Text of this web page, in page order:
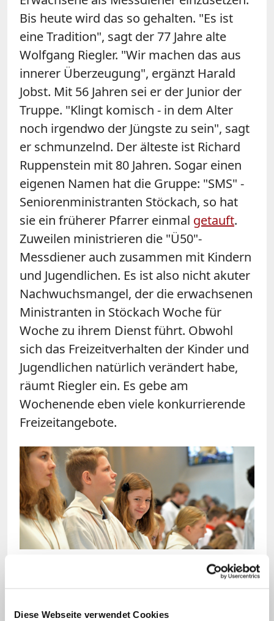
Diese Webseite verwendet Cookies
Bis heute wird das so gehalten. "Es ist
eine Tradition", sagt der 77 Jahre alte
Wolfgang Riegler. "Wir machen das aus
innerer Überzeugung", ergänzt Harald
Jobst. Mit 56 Jahren sei er der Junior der
Truppe. "Klingt komisch - in dem Alter
noch irgendwo der Jüngste zu sein", sagt
er schmunzelnd. Der älteste ist Richard
Ruppenstein mit 80 Jahren. Sogar einen
eigenen Namen hat die Gruppe: "SMS" -
Seniorenministranten Stöckach, so hat
sie ein früherer Pfarrer einmal getauft.
Zuweilen ministrieren die "Ü50"-
Messdiener auch zusammen mit Kindern
und Jugendlichen. Es ist also nicht akuter
Nachwuchsmangel, der die erwachsenen
Ministranten in Stöckach Woche für
Woche zu ihrem Dienst führt. Obwohl
sich das Freizeitverhalten der Kinder und
Jugendlichen natürlich verändert habe,
räumt Riegler ein. Es gebe am
Wochenende eben viele konkurrierende
Freizeitangebote.
Forchheim.